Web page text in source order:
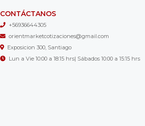
CONTÁCTANOS
+56936644305
orientmarketcotizaciones@gmail.com
Exposicion 300, Santiago
Lun a Vie 10:00 a 18:15 hrs| Sábados 10:00 a 15:15 hrs